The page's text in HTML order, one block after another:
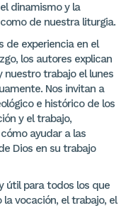
dinamismo y la
de nuestra liturgia.
de experiencia en el
los autores explican
nuestro trabajo el lunes
Nos invitan a
e histórico de los
y el trabajo,
ayudar a las
Dios en su trabajo
útil para todos los que
vocación, el trabajo, el